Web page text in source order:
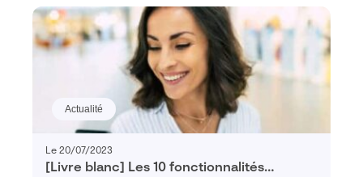
Actualité
Le 20/07/2023
[Livre blanc] Les 10 fonctionnalités